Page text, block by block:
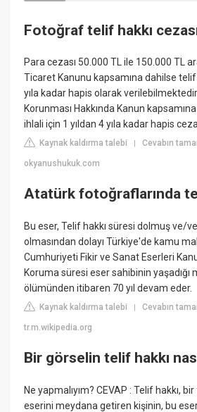
Fotoğraf telif hakkı
Para cezası 50.000 TL ile 150.000 TL
Ticaret Kanunu kapsamına dahilse telif
yıla kadar hapis olarak
Korunması Hakkında Kanun
ihlali için 1 yıldan 4 yıla kadar hapis
Kaynak kaldırma talebi |Cevabın
okyanushukuk.com
Atatürk fotoğraflarında
Bu eser, Telif hakkı süresi dolmuş ve/
olmasından dolayı Türkiye'de kamu
Cumhuriyeti Fikir ve Sanat Eserleri
Koruma süresi eser sahibinin yaşadığı
ölümünden itibaren 70 yıl devam eder.
Kaynak kaldırma talebi |Cevabın
tr.m.wikipedia.org
Bir görselin telif hakkı
Ne yapmalıyım? CEVAP : Telif hakkı,
eserini meydana getiren kişinin, bu